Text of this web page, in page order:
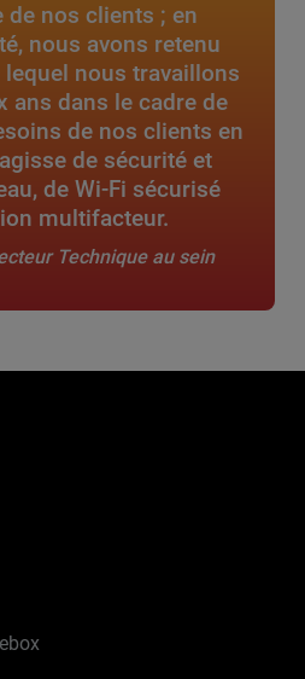
de nos clients ; en
nous avons retenu
lequel nous travaillons
ans dans le cadre de
de nos clients en
de sécurité et
de Wi-Fi sécurisé
multifacteur.
Technique au sein